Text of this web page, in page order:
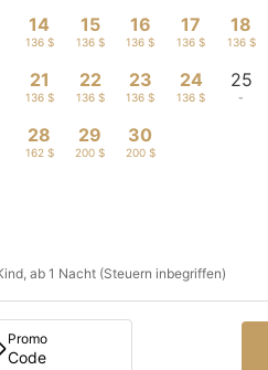
14
136 $
15
136 $
16
136 $
17
136 $
18
136 $
21
136 $
22
136 $
23
136 $
24
136 $
25
-
28
162 $
29
200 $
30
200 $
ab 1 Nacht (Steuern inbegriffen)
Promo